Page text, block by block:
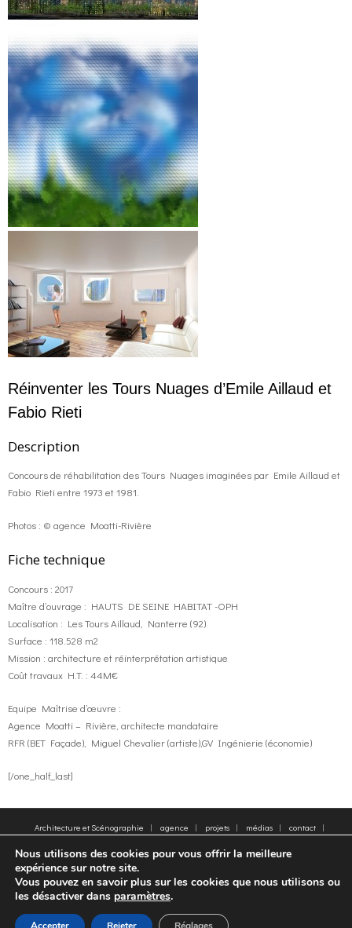
Réinventer les Tours Nuages d’Emile Aillaud et
Fabio Rieti
Description
Concours de réhabilitation des Tours Nuages imaginées par Emile Aillaud et
Fabio Rieti entre 1973 et 1981.
Photos : © agence Moatti-Rivière
Fiche technique
Concours : 2017
Maître d’ouvrage : HAUTS DE SEINE HABITAT -OPH
Localisation : Les Tours Aillaud, Nanterre (92)
Surface : 118.528 m2
Mission : architecture et réinterprétation artistique
Coût travaux H.T. : 44M€
Equipe Maîtrise d’œuvre :
Agence Moatti – Rivière, architecte mandataire
RFR (BET Façade), Miguel Chevalier (artiste),GV Ingénierie (économie)
[/one_half_last]
Architecture et Scénographie agence projets médias
contact
© 2005-2025 - Moatti Rivière, 22 Rue de Paradis, 75010 Paris - Tous droits réservés,
reproduction interdite - All rights reserved, reproduction prohibited
Nous utilisons des cookies pour vous offrir la meilleure
expérience sur notre site.
Vous pouvez en savoir plus sur les cookies que nous utilisons ou
les désactiver dans paramètres.
FR EN